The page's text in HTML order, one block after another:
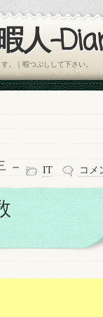
人-
。｜暇つぶしして下さい。
- IT コメ